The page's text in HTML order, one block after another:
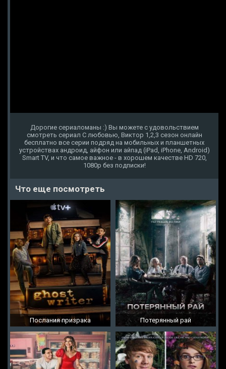
Дорогие сериаломаны :) Вы можете с удовольствием
смотреть сериал С любовью, Виктор 1,2,3 сезон онлайн
бесплатно все серии подряд на мобильных и планшетных
устройствах андроид, айфон или айпад (iPad, iPhone, Android)
Smart TV, и что самое важное - в хорошем качестве HD 720,
1080p без подписки!
Что еще посмотреть
Послания призрака Потерянный рай